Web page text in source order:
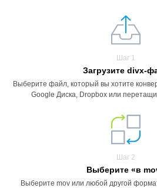
Шаг 1
Загрузите divx-
Выберите файл, который вы хотите
Google Диска, Dropbox или
Шаг 2
Выберите «в
Выберите mov или любой другой